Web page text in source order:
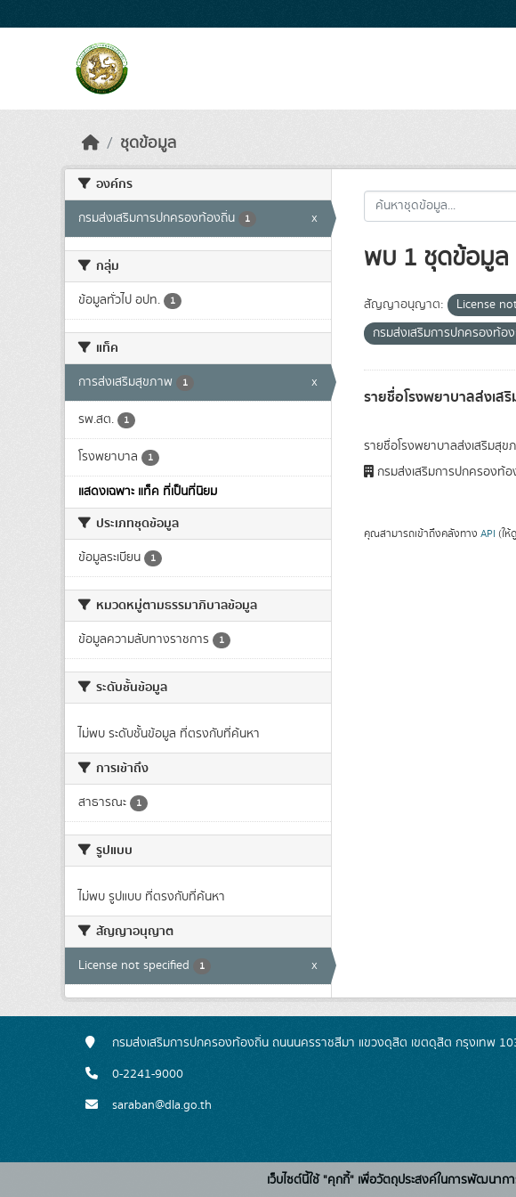
ชุดข้อมูล
องค์กร
กรมส่งเสริมการปกครองท้องถิ่น 1 x
กลุ่ม
ข้อมูลทั่วไป อปท. 1
แท็ค
การส่งเสริมสุขภาพ 1 x
รพ.สต. 1
โรงพยาบาล 1
แสดงเฉพาะ แท็ค ที่เป็นที่นิยม
ประเภทชุดข้อมูล
ข้อมูลระเบียน 1
หมวดหมู่ตามธรรมาภิบาลข้อมูล
ข้อมูลความลับทางราชการ 1
ระดับชั้นข้อมูล
ไม่พบ ระดับชั้นข้อมูล ที่ตรงกับที่ค้นหา
การเข้าถึง
สาธารณะ 1
รูปแบบ
ไม่พบ รูปแบบ ที่ตรงกับที่ค้นหา
สัญญาอนุญาต
License not specified 1 x
พบ 1 ชุดข้อมูล
สัญญาอนุญาต: License
กรมส่งเสริมการปกครองท้อ
รายชื่อโรงพยาบาลส่งเส
รายชื่อโรงพยาบาลส่งเสริมสุ
กรมส่งเสริมการปกครองท้
คุณสามารถเข้าถึงคลังทาง API (ให้ดู
กรมส่งเสริมการปกครองท้องถิ่น ถนนนครราชสีมา แขวงดุสิต เขตดุสิต กรุงเทพ
0-2241-9000
saraban@dla.go.th
เว็บไซต์นี้ใช้ "คุกกี้" เพื่อวัตถุประสงค์ในการพัฒนา